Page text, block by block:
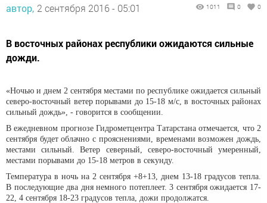
автор, 2 сентября 2016 - 05:01 1011 0 0
В восточных районах республики ожидаются сильные
дожди.
«Ночью и днем 2 сентября местами по республике ожидается сильный
северо-восточный ветер порывами до 15-18 м/с, в восточных районах
сильный дождь», - говорится в сообщении.
В ежедневном прогнозе Гидрометцентра Татарстана отмечается, что 2
сентября будет облачно с прояснениями, временами возможен дождь,
местами сильный. Ветер северный, северо-восточный умеренный,
местами порывами до 15-18 метров в секунду.
Температура в ночь на 2 сентября +8+13, днем 13-18 градусов тепла.
В последующие два дня немного потеплеет. 3 сентября ожидается 17-
22, 4 сентября 18-23 градусов тепла, дожи продолжатся.